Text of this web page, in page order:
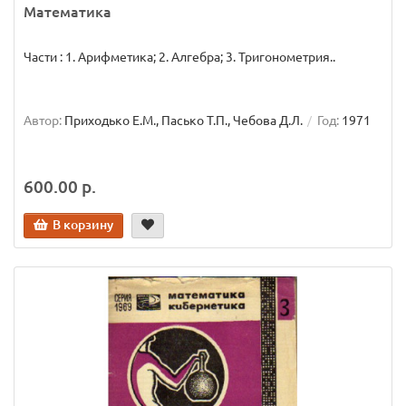
Математика
Части : 1. Арифметика; 2. Алгебра; 3. Тригонометрия..
Автор: Приходько Е.М., Пасько Т.П., Чебова Д.Л. Год: 1971
600.00 р.
В корзину